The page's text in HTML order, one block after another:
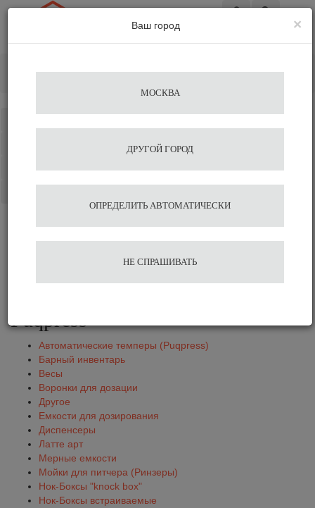
Puqpress
Автоматические темперы (Puqpress)
Барный инвентарь
Весы
Воронки для дозации
Другое
Емкости для дозирования
Диспенсеры
Латте арт
Мерные емкости
Мойки для питчера (Ринзеры)
Нок-Боксы "knock box"
Нок-Боксы встраиваемые
×
Ваш город
МОСКВА
ДРУГОЙ ГОРОД
ОПРЕДЕЛИТЬ АВТОМАТИЧЕСКИ
НЕ СПРАШИВАТЬ